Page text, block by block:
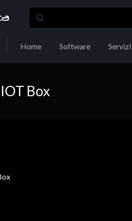
Home Software Servizi
Box